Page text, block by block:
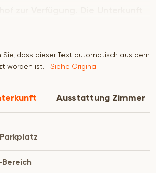
Apartments im
und zwei Schlafzimmern
mit Wohnzimmer, Küche und
handelt es sich um
kleine Einzimmerwohnung mit
und Küchenecke.
dass dieser Text automatisch aus dem
worden ist.
Siehe Original
Ausstattung Zimmer